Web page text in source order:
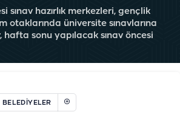
sınav hazırlık merkezleri, gençlik
otaklarında üniversite sınavlarına
hafta sonu yapılacak sınav öncesi
BELEDIYELER